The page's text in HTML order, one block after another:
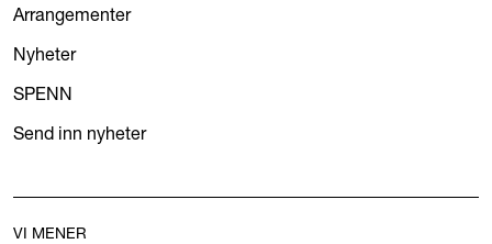
Arrangementer
Nyheter
SPENN
Send inn nyheter
VI MENER